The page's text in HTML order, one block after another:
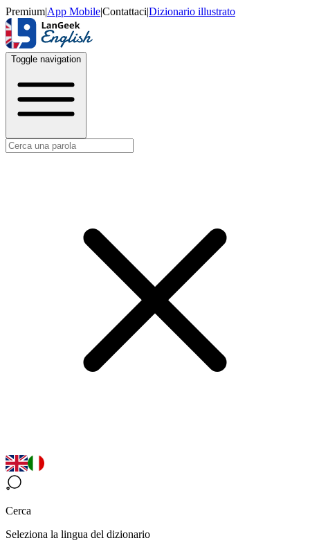
Premium|App Mobile|Contattaci|Dizionario illustrato
Toggle navigation
Cerca
Seleziona la lingua del dizionario